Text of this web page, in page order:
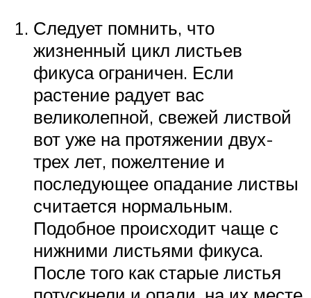
Следует помнить, что
жизненный цикл листьев
фикуса ограничен. Если
растение радует вас
великолепной, свежей листвой
вот уже на протяжении двух-
трех лет, пожелтение и
последующее опадание листвы
считается нормальным.
Подобное происходит чаще с
нижними листьями фикуса.
После того как старые листья